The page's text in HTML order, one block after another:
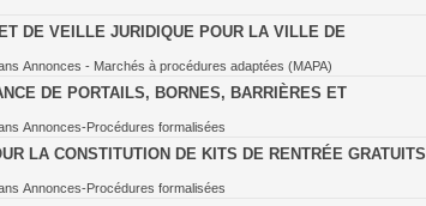
DE VEILLE JURIDIQUE POUR LA VILLE DE
Annonces - Marchés à procédures adaptées (MAPA)
DE PORTAILS, BORNES, BARRIÈRES ET
Annonces-Procédures formalisées
LA CONSTITUTION DE KITS DE RENTRÉE GRATUITS
Annonces-Procédures formalisées